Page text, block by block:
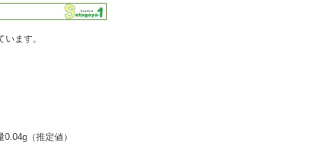
ます。
（推定値）